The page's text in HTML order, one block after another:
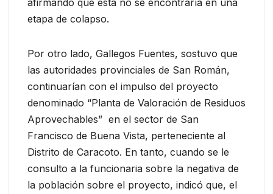
etapa de colapso.
Por otro lado, Gallegos Fuentes, sostuvo que
las autoridades provinciales de San Román,
continuarían con el impulso del proyecto
denominado “Planta de Valoración de Residuos
Aprovechables” en el sector de San
Francisco de Buena Vista, perteneciente al
Distrito de Caracoto. En tanto, cuando se le
consulto a la funcionaria sobre la negativa de
la población sobre el proyecto, indicó que, el